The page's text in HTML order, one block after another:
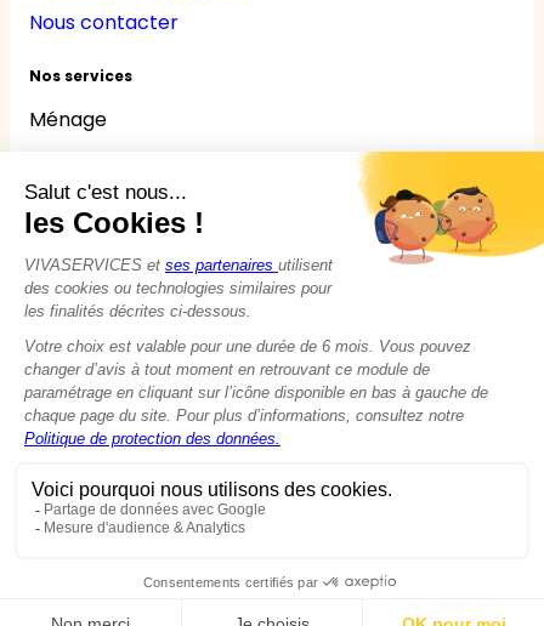
Nous contacter
Nos services
Ménage
Jardinage
Bricolage
Nounou
Seniors
Handicaps
© 2015 - 2026VIVASERVICES
Modifier vos préférences en matière de cookies
Mentions légales
Données personnelles
CGU